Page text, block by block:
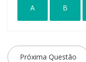
A B
Próxima Questão